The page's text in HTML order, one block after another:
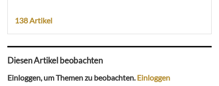
138 Artikel
Diesen Artikel beobachten
Einloggen, um Themen zu beobachten.Einloggen